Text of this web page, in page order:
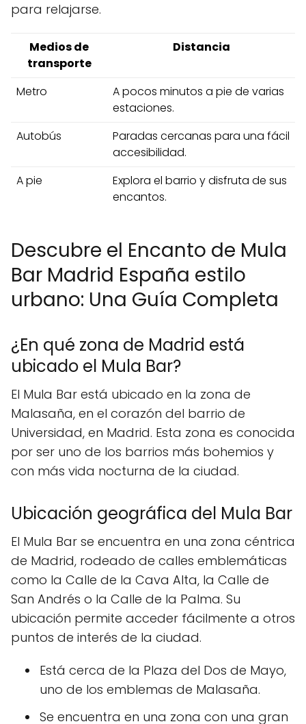
para relajarse.
Medios de
transporte
Distancia
Metro
A pocos minutos a pie de varias
estaciones.
Autobús
Paradas cercanas para una fácil
accesibilidad.
A pie
Explora el barrio y disfruta de sus
encantos.
Descubre el Encanto de Mula
Bar Madrid España estilo
urbano: Una Guía Completa
¿En qué zona de Madrid está
ubicado el Mula Bar?
El Mula Bar está ubicado en la zona de
Malasaña, en el corazón del barrio de
Universidad, en Madrid. Esta zona es conocida
por ser uno de los barrios más bohemios y
con más vida nocturna de la ciudad.
Ubicación geográfica del Mula Bar
El Mula Bar se encuentra en una zona céntrica
de Madrid, rodeado de calles emblemáticas
como la Calle de la Cava Alta, la Calle de
San Andrés o la Calle de la Palma. Su
ubicación permite acceder fácilmente a otros
puntos de interés de la ciudad.
Está cerca de la Plaza del Dos de Mayo,
uno de los emblemas de Malasaña.
Se encuentra en una zona con una gran